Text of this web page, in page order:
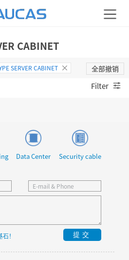
CABINET
SERVER CABINET 全部撤销
Filter
Data Center Security cable
！ 提交